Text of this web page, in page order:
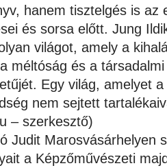
hanem tisztelgés is az
és sorsa előtt. Jung
világot, amely a
méltóság és a
Egy világ, amelyet
nem sejtett
– szerkesztő)
Judit Marosvásárhelyen
a Képzőművészeti